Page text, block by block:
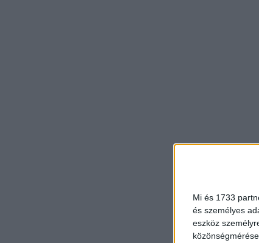
Mi és 1733
és személyes
eszköz